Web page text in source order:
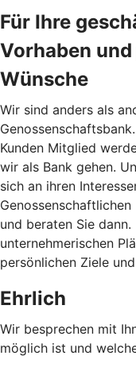
Für Ihre
Vorhaben
Wünsche
Wir sind anders als
Kunden Mitglied
wir als Bank gehen.
sich an ihren
und beraten Sie
unternehmerischen
persönlichen Ziele
Ehrlich
Wir besprechen mit
möglich ist und